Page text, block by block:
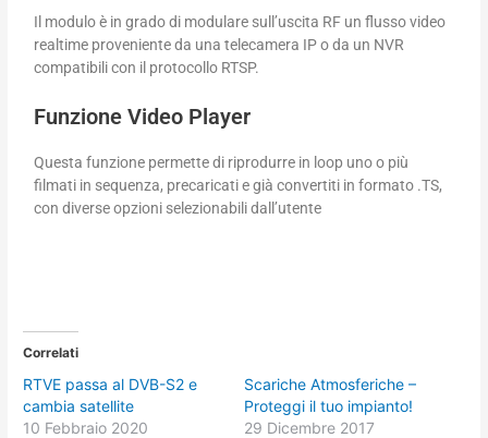
Il modulo è in grado di modulare sull’uscita RF un flusso video
realtime proveniente da una telecamera IP o da un NVR
compatibili con il protocollo RTSP.
Funzione Video Player
Questa funzione permette di riprodurre in loop uno o più
filmati in sequenza, precaricati e già convertiti in formato .TS,
con diverse opzioni selezionabili dall’utente
Correlati
RTVE passa al DVB-S2 e
cambia satellite
10 Febbraio 2020
Scariche Atmosferiche –
Proteggi il tuo impianto!
29 Dicembre 2017